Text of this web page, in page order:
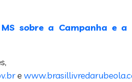
sobre a Campanha e a
e